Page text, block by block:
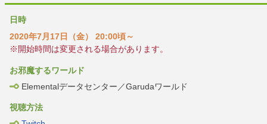
日時
2020年7月17日（金） 20:00頃～
※開始時間は変更される場合があります。
お邪魔するワールド
Elementalデータセンター／Garudaワールド
視聴方法